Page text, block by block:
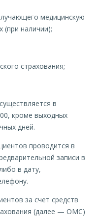
медицинскую
наличии);
страхования;
в
кроме выходных
дней.
проводится в
записи в
в дату,
за счет средств
(далее — ОМС)